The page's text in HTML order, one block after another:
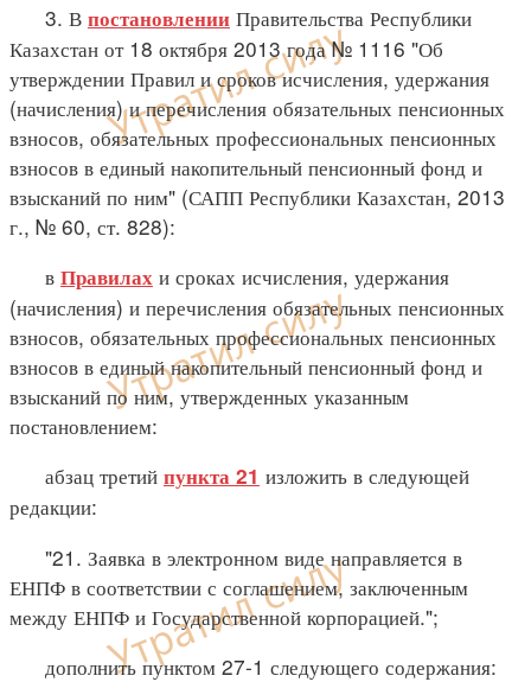
3. В постановлении Правительства Республики
Казахстан от 18 октября 2013 года № 1116 "Об
утверждении Правил и сроков исчисления, удержания
(начисления) и перечисления обязательных пенсионных
взносов, обязательных профессиональных пенсионных
взносов в единый накопительный пенсионный фонд и
взысканий по ним" (САПП Республики Казахстан, 2013
г., № 60, ст. 828):
в Правилах и сроках исчисления, удержания
(начисления) и перечисления обязательных пенсионных
взносов, обязательных профессиональных пенсионных
взносов в единый накопительный пенсионный фонд и
взысканий по ним, утвержденных указанным
постановлением:
абзац третий пункта 21 изложить в следующей
редакции:
"21. Заявка в электронном виде направляется в
ЕНПФ в соответствии с соглашением, заключенным
между ЕНПФ и Государственной корпорацией.";
дополнить пунктом 27-1 следующего содержания: